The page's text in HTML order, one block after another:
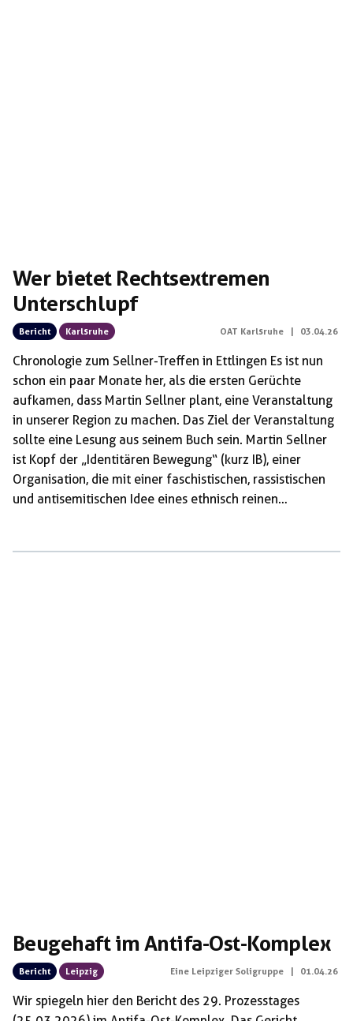
Wer bietet Rechtsextremen
Unterschlupf
Bericht Karlsruhe OAT Karlsruhe 03.04.26
Chronologie zum Sellner-Treffen in Ettlingen Es ist nun
schon ein paar Monate her, als die ersten Gerüchte
aufkamen, dass Martin Sellner plant, eine Veranstaltung
in unserer Region zu machen. Das Ziel der Veranstaltung
sollte eine Lesung aus seinem Buch sein. Martin Sellner
ist Kopf der „Identitären Bewegung“ (kurz IB), einer
Organisation, die mit einer faschistischen, rassistischen
und antisemitischen Idee eines ethnisch reinen
Beugehaft im Antifa-Ost-Komplex
Bericht Leipzig Eine Leipziger Soligruppe 01.04.26
Wir spiegeln hier den Bericht des 29. Prozesstages